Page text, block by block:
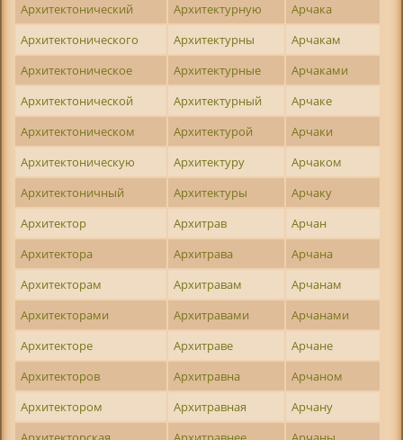
Архитектонический Архитектурную
Арчака
Архитектонического
Архитектурны
Арчакам
Архитектоническое
Архитектурные
Арчаками
Архитектонической
Архитектурный
Арчаке
Архитектоническом
Архитектурой
Арчаки
Архитектоническую
Архитектуру
Арчаком
Архитектоничный
Архитектуры
Арчаку
Архитектор
Архитрав
Арчан
Архитектора
Архитрава
Арчана
Архитекторам
Архитравам
Арчанам
Архитекторами
Архитравами
Арчанами
Архитекторе
Архитраве
Арчане
Архитекторов
Архитравна
Арчаном
Архитектором
Архитравная
Арчану